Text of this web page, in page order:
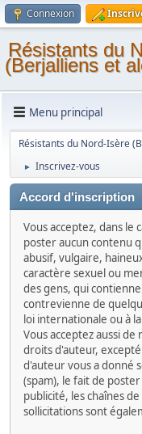
Connexion
Résistants du
(Berjalliens et
Menu principal
Résistants du Nord-Isère
► Inscrivez-vous
Accord d'inscription
Vous acceptez, dans le
poster aucun contenu
abusif, vulgaire,
caractère sexuel ou
des gens, qui
contrevienne de
loi internationale ou à
Vous acceptez aussi
droits d'auteur,
d'auteur vous a donné
(spam), le fait de
publicité, les chaînes
sollicitations sont